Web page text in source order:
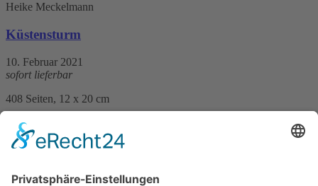
Heike Meckelmann
Küstensturm
10. Februar 2021
sofort lieferbar
408 Seiten, 12 x 20 cm
Print 14,– € / E-Book 10,99 €
mehr Infos …